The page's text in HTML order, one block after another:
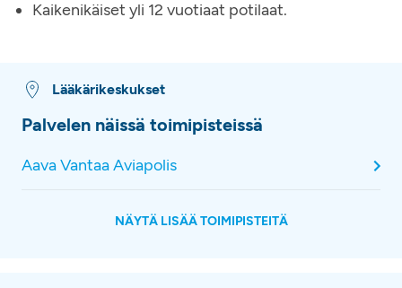
Kaikenikäiset yli 12 vuotiaat potilaat.
Lääkärikeskukset
Palvelen näissä toimipisteissä
Aava Vantaa Aviapolis
NÄYTÄ LISÄÄ TOIMIPISTEITÄ